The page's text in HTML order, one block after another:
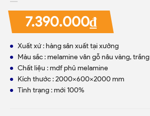
7.390.000₫
Xuất xứ : hàng sản xuất tại xưởng
Màu sắc : melamine vân gỗ nâu vàng, trắng
Chất liệu : mdf phủ melamine
Kích thước : 2000x600x2000 mm
Tình trạng : mới 100%